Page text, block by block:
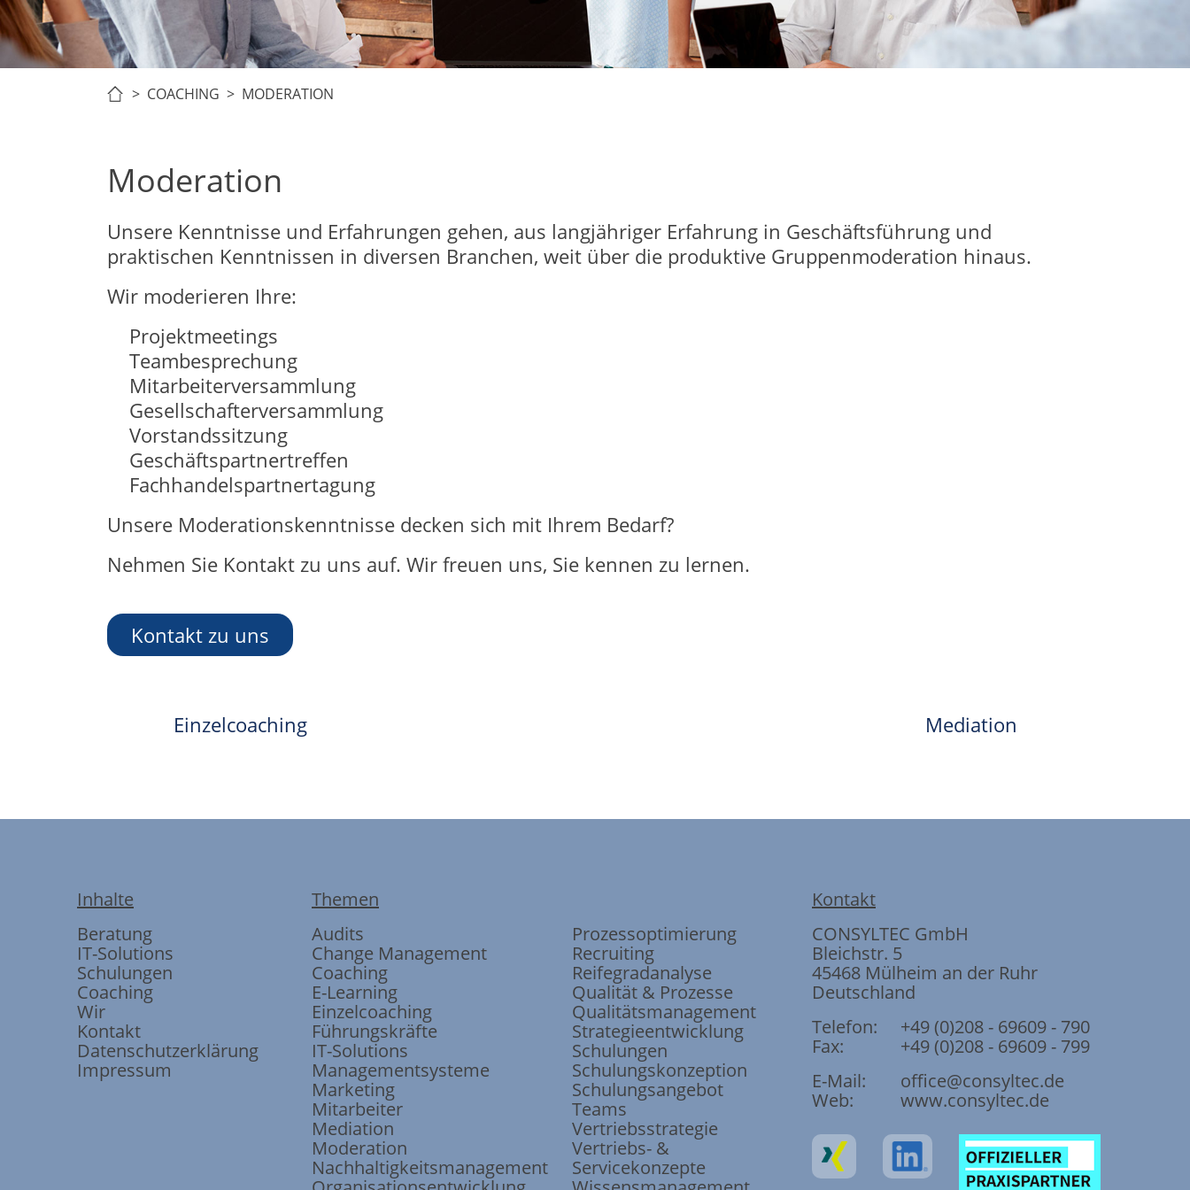
> COACHING > MODERATION
Moderation
Unsere Kenntnisse und Erfahrungen gehen, aus langjähriger Erfahrung in Geschäftsführung und
praktischen Kenntnissen in diversen Branchen, weit über die produktive Gruppenmoderation hinaus.
Wir moderieren Ihre:
Projektmeetings
Teambesprechung
Mitarbeiterversammlung
Gesellschafterversammlung
Vorstandssitzung
Geschäftspartnertreffen
Fachhandelspartnertagung
Unsere Moderationskenntnisse decken sich mit Ihrem Bedarf?
Nehmen Sie Kontakt zu uns auf. Wir freuen uns, Sie kennen zu lernen.
Kontakt zu uns
Einzelcoaching Mediation
Inhalte
Beratung
IT-Solutions
Schulungen
Coaching
Wir
Kontakt
Datenschutzerklärung
Impressum
Themen
Audits
Change Management
Coaching
E-Learning
Einzelcoaching
Führungskräfte
IT-Solutions
Managementsysteme
Marketing
Mitarbeiter
Mediation
Moderation
Nachhaltigkeitsmanagement
Prozessoptimierung
Recruiting
Reifegradanalyse
Qualität & Prozesse
Qualitätsmanagement
Strategieentwicklung
Schulungen
Schulungskonzeption
Schulungsangebot
Teams
Vertriebsstrategie
Vertriebs- &
Servicekonzepte
Kontakt
CONSYLTEC GmbH
Bleichstr. 5
45468 Mülheim an der Ruhr
Deutschland
Telefon:
+49 (0)208 - 69609 - 790
Fax:
+49 (0)208 - 69609 - 799
E-Mail:
office@consyltec.de
Web:
www.consyltec.de